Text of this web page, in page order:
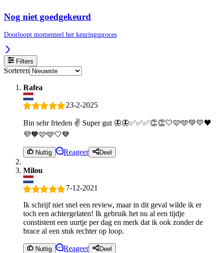
Nog niet goedgekeurd
Doorloopt momenteel het keuringsproces
Filters
Sorteren
Rafea
23-2-2025
Bin sehr frieden ✌️ Super gut 🦋🦋✅✅✅👏👏🤍🩷🩵💚💛🖤
💜🧡🩷🩵🤍💙
Nuttig Reageer Deel
Milou
7-12-2021
Ik schrijf niet snel een review, maar in dit geval wilde ik er
toch een achtergelaten! Ik gebruik het nu al een tijdje
constistent een uurtje per dag en merk dat ik ook zonder de
brace al een stuk rechter op loop.
Nuttig Reageer Deel